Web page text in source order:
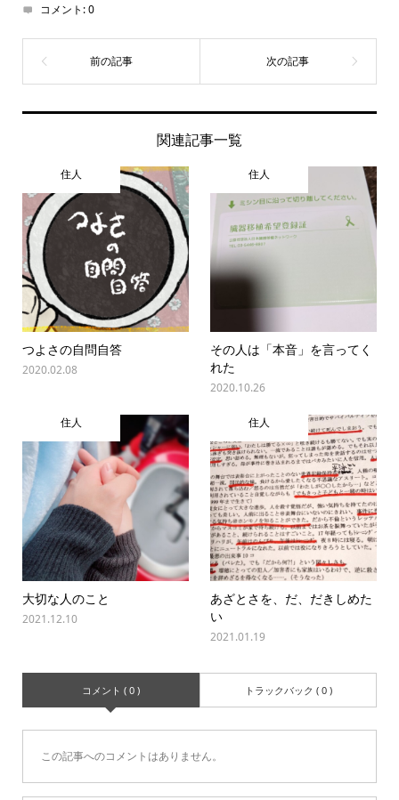
コメント:0
関連記事一覧
住人
つよさの自問自答
2020.02.08
住人
その人は「本音」を言ってく
れた
2020.10.26
住人
大切な人のこと
2021.12.10
住人
あざとさを、だ、だきしめた
い
2021.01.19
コメント ( 0 ) トラックバック ( 0 )
この記事へのコメントはありません。